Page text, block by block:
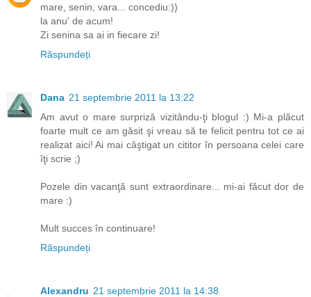
mare, senin, vara... concediu:))
la anu' de acum!
Zi senina sa ai in fiecare zi!
Răspundeți
Dana 21 septembrie 2011 la 13:22
Am avut o mare surpriză vizitându-ţi blogul :) Mi-a plăcut
foarte mult ce am găsit şi vreau să te felicit pentru tot ce ai
realizat aici! Ai mai câştigat un cititor în persoana celei care
îţi scrie ;)
Pozele din vacanţă sunt extraordinare... mi-ai făcut dor de
mare :)
Mult succes în continuare!
Răspundeți
Alexandru 21 septembrie 2011 la 14:38